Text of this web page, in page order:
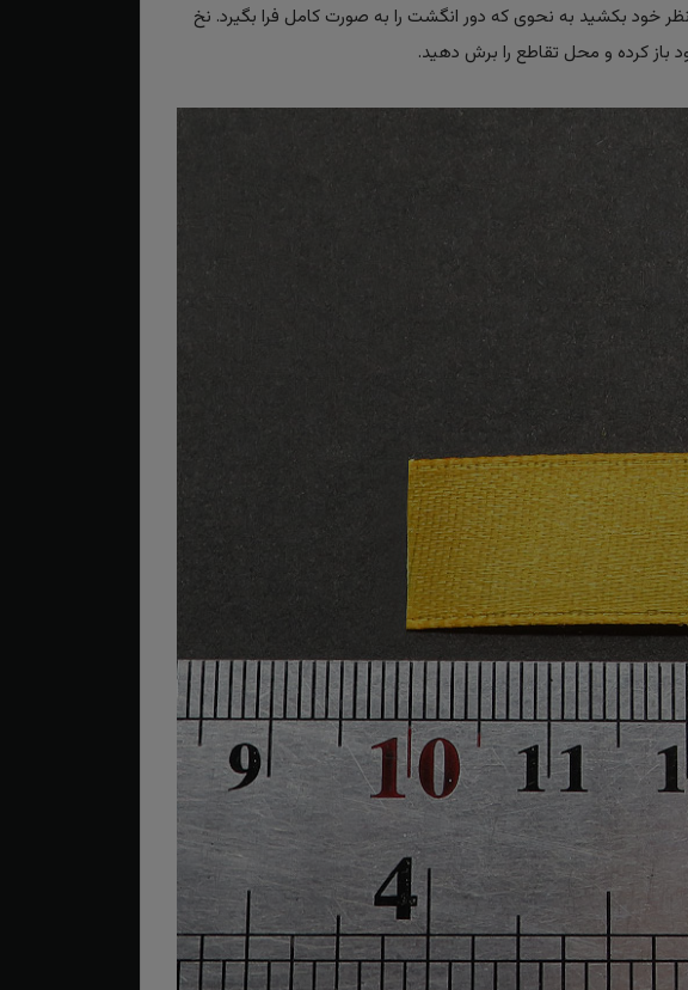
نظر خود بکشید به نحوی که دور انگشت را به صورت کامل فرا بگیرد. نخ
باز کرده و محل تقاطع را برش دهید.